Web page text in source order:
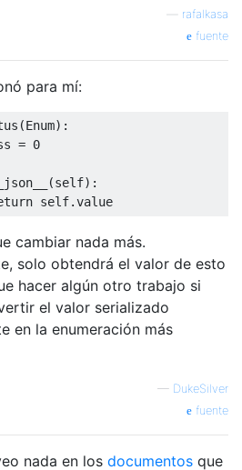
rafalkasa
fuente
para mí:
(Enum):
=
0
(self):
cambiar nada más.
solo obtendrá el valor de esto
hacer algún otro trabajo si
el valor serializado
en la enumeración más
— DukeSilver
fuente
nada en los documentos que